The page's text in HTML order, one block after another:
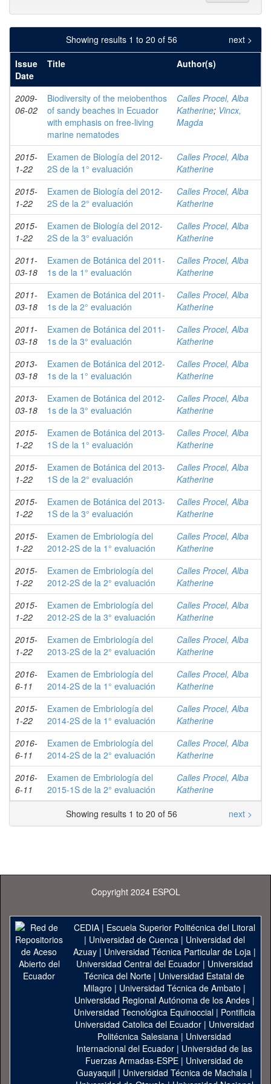
Showing results 1 to 20 of 56
next >
Issue
Date
Title Author(s)
2009-
06-02
Biodiversity of the meiobenthos
of sandy beaches in Ecuador
with emphasis on free-living
marine nematodes
Calles Procel, Alba
Katherine; Vincx,
Magda
2015-
1-22
Examen de Biología del 2012-
2S de la 1° evaluación
Calles Procel, Alba
Katherine
2015-
1-22
Examen de Biología del 2012-
2S de la 2° evaluación
Calles Procel, Alba
Katherine
2015-
1-22
Examen de Biología del 2012-
2S de la 3° evaluación
Calles Procel, Alba
Katherine
2011-
03-18
Examen de Botánica del 2011-
1s de la 1° evaluación
Calles Procel, Alba
Katherine
2011-
03-18
Examen de Botánica del 2011-
1s de la 2° evaluación
Calles Procel, Alba
Katherine
2011-
03-18
Examen de Botánica del 2011-
1s de la 3° evaluación
Calles Procel, Alba
Katherine
2013-
03-18
Examen de Botánica del 2012-
1s de la 1° evaluación
Calles Procel, Alba
Katherine
2013-
03-18
Examen de Botánica del 2012-
1s de la 3° evaluación
Calles Procel, Alba
Katherine
2015-
1-22
Examen de Botánica del 2013-
1S de la 1° evaluación
Calles Procel, Alba
Katherine
2015-
1-22
Examen de Botánica del 2013-
1S de la 2° evaluación
Calles Procel, Alba
Katherine
2015-
1-22
Examen de Botánica del 2013-
1S de la 3° evaluación
Calles Procel, Alba
Katherine
2015-
1-22
Examen de Embriología del
2012-2S de la 1° evaluación
Calles Procel, Alba
Katherine
2015-
1-22
Examen de Embriología del
2012-2S de la 2° evaluación
Calles Procel, Alba
Katherine
2015-
1-22
Examen de Embriología del
2012-2S de la 3° evaluación
Calles Procel, Alba
Katherine
2015-
1-22
Examen de Embriología del
2013-2S de la 2° evaluación
Calles Procel, Alba
Katherine
2016-
6-11
Examen de Embriología del
2014-2S de la 1° evaluación
Calles Procel, Alba
Katherine
2015-
1-22
Examen de Embriología del
2014-2S de la 1° evaluación
Calles Procel, Alba
Katherine
2016-
6-11
Examen de Embriología del
2014-2S de la 2° evaluación
Calles Procel, Alba
Katherine
2016-
6-11
Examen de Embriología del
2015-1S de la 2° evaluación
Calles Procel, Alba
Katherine
Showing results 1 to 20 of 56
next >
Copyright 2024 ESPOL
CEDIA| Escuela Superior Politécnica del Litoral
| Universidad de Cuenca| Universidad del
Azuay| Universidad Técnica Particular de Loja|
Universidad Central del Ecuador| Universidad
Técnica del Norte | Universidad Estatal de
Milagro | Universidad Técnica de Ambato |
Universidad Regional Autónoma de los Andes|
Universidad Tecnológica Equinoccial| Pontificia
Universidad Catolica del Ecuador | Universidad
Politécnica Salesiana | Universidad
Internacional del Ecuador | Universidad de las
Fuerzas Armadas-ESPE | Universidad de
Guayaquil| Universidad Técnica de Machala|